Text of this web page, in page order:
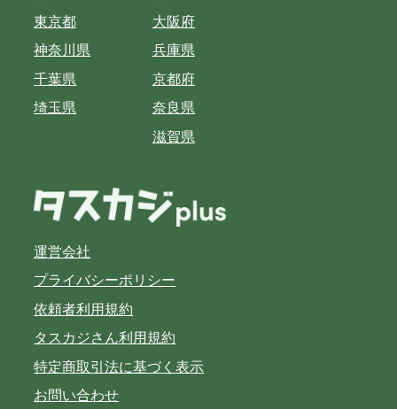
東京都
神奈川県
千葉県
埼玉県
大阪府
兵庫県
京都府
奈良県
滋賀県
運営会社
プライバシーポリシー
依頼者利用規約
タスカジさん利用規約
特定商取引法に基づく表示
お問い合わせ